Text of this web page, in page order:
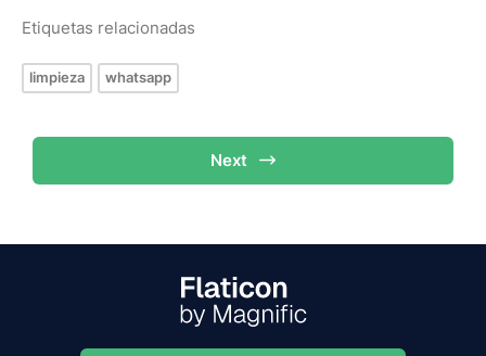
Etiquetas relacionadas
limpieza whatsapp
Next